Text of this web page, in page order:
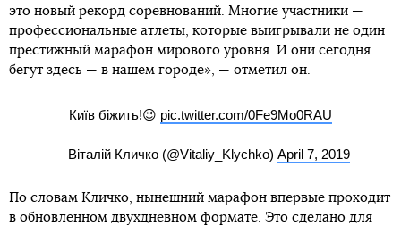
это новый рекорд соревнований. Многие участники —
профессиональные атлеты, которые выигрывали не один
престижный марафон мирового уровня. И они сегодня
бегут здесь — в нашем городе», — отметил он.
Київ біжить!😉 pic.twitter.com/0Fe9Mo0RAU
— Віталій Кличко (@Vitaliy_Klychko) April 7, 2019
По словам Кличко, нынешний марафон впервые проходит
в обновленном двухдневном формате. Это сделано для